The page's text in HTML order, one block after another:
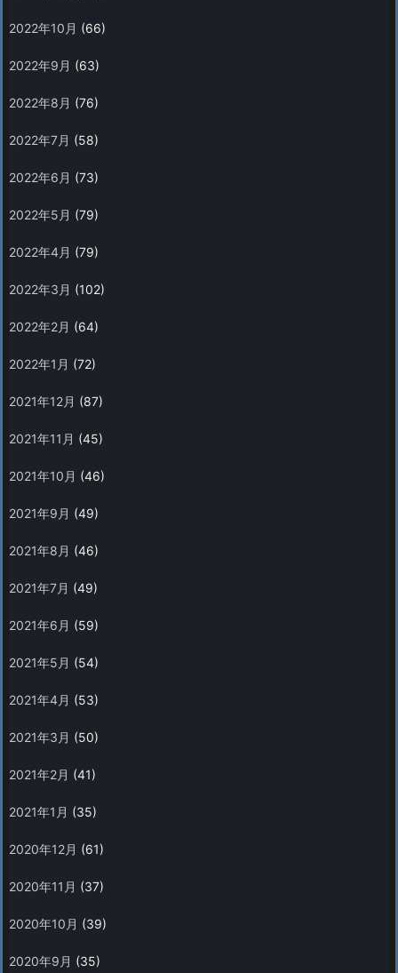
2022年10月 (66)
2022年9月 (63)
2022年8月 (76)
2022年7月 (58)
2022年6月 (73)
2022年5月 (79)
2022年4月 (79)
2022年3月 (102)
2022年2月 (64)
2022年1月 (72)
2021年12月 (87)
2021年11月 (45)
2021年10月 (46)
2021年9月 (49)
2021年8月 (46)
2021年7月 (49)
2021年6月 (59)
2021年5月 (54)
2021年4月 (53)
2021年3月 (50)
2021年2月 (41)
2021年1月 (35)
2020年12月 (61)
2020年11月 (37)
2020年10月 (39)
2020年9月 (35)